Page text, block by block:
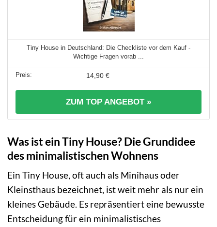
Tiny House in Deutschland: Die Checkliste vor dem Kauf -
Wichtige Fragen vorab ...
14,90 €
ZUM TOP ANGEBOT »
Was ist ein Tiny House? Die Grundidee
des minimalistischen Wohnens
Ein Tiny House, oft auch als Minihaus oder
Kleinsthaus bezeichnet, ist weit mehr als nur ein
kleines Gebäude. Es repräsentiert eine bewusste
Entscheidung für ein minimalistisches